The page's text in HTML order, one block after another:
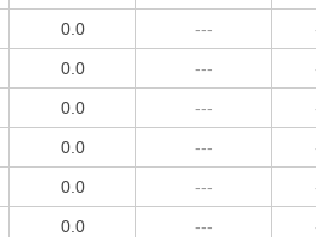
0.0 ---
0.0 ---
0.0 ---
0.0 ---
0.0 ---
0.0 ---